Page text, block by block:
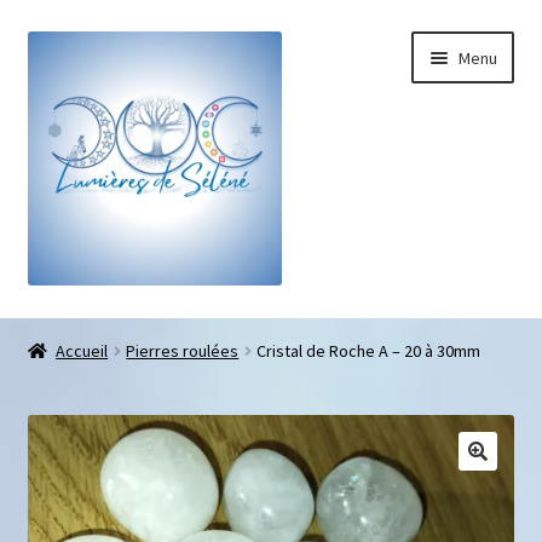
Menu
Boutique
Galets pouce anti-stress
Pendentifs sifflet et fioles
Accueil Pierres roulées Cristal de Roche A – 20 à 30mm